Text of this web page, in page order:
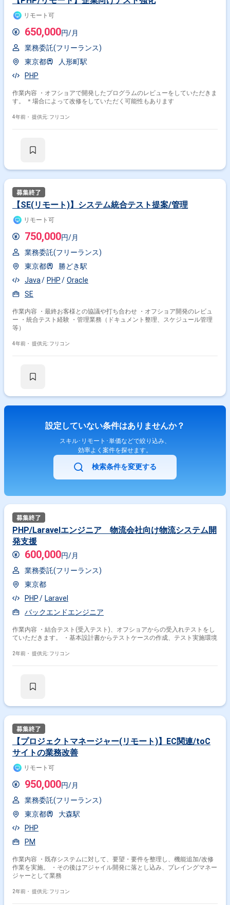
リモート可
650,000円/月
業務委託(フリーランス)
東京都
人形町駅
PHP
作業内容 ・オフショアで開発したプログラムのレビューをしていただきま
す。 ＊場合によって改修をしていただく可能性もあります
4年前・ 提供元: フリコン
【SE(リモート)】システム統合テスト提案/管理
リモート可
750,000円/月
業務委託(フリーランス)
東京都
勝どき駅
Java
PHP
Oracle
SE
作業内容 ・最終お客様との協議や打ち合わせ ・オフショア開発のレビュ
ー ・統合テスト経験 ・管理業務（ドキュメント整理、スケジュール管理
等）
4年前・ 提供元: フリコン
設定していない条件はありませんか？
スキル･リモート･単価などで絞り込み、
効率よく案件を探せます。
検索条件を変更する
PHP/Laravelエンジニア 物流会社向け物流システム開
発支援
600,000円/月
業務委託(フリーランス)
東京都
PHP
Laravel
バックエンドエンジニア
作業内容 ・結合テスト(受入テスト)、オフショアからの受入れテストをし
ていただきます。 ・基本設計書からテストケースの作成、テスト実施環境
2年前・ 提供元: フリコン
【プロジェクトマネージャー(リモート)】EC関連/toC
サイトの業務改善
リモート可
950,000円/月
業務委託(フリーランス)
東京都
大森駅
PHP
PM
作業内容 ・既存システムに対して、要望・要件を整理し、機能追加/改修
作業を実施。 ・その後はアジャイル開発に落とし込み、プレイングマネー
ジャーとして業務
2年前・ 提供元: フリコン